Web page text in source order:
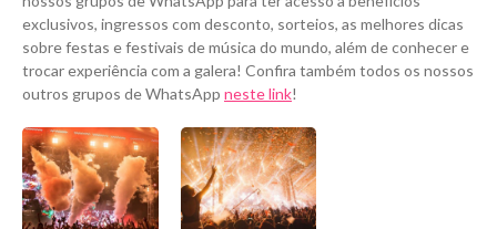
exclusivos, ingressos com desconto, sorteios, as melhores dicas
sobre festas e festivais de música do mundo, além de conhecer e
trocar experiência com a galera! Confira também todos os nossos
outros grupos de WhatsApp neste link!